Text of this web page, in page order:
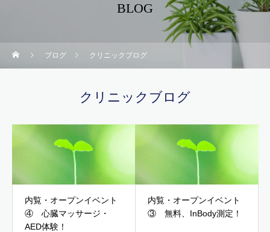
BLOG
ブログ クリニックブログ
クリニックブログ
内覧・オープンイベント
④ 心臓マッサージ・
AED体験！
内覧・オープンイベント
③ 無料、InBody測定！